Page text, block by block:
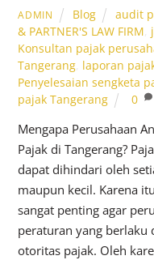
ADMIN Blog audit
& PARTNER'S LAW FIRM
Konsultan pajak
Tangerang laporan
Penyelesaian sengketa
pajak Tangerang
0
Mengapa Perusahaan
Pajak di Tangerang?
dapat dihindari oleh
maupun kecil. Karena
sangat penting agar
peraturan yang berlaku
otoritas pajak. Oleh